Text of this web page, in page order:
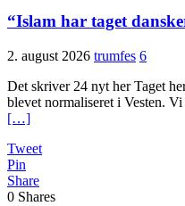
“Islam har taget
2. august 2026 trumfes 6
Det skriver 24 nyt her Taget
blevet normaliseret i Vesten.
[…]
Tweet
Pin
Share
0 Shares